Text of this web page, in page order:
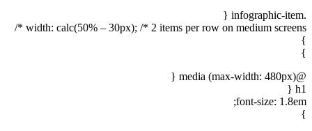
.infographic-item {
width: calc(50% – 30px); /* 2 items per row on medium screens */
}
}
@media (max-width: 480px) {
h1 {
font-size: 1.8em;
}